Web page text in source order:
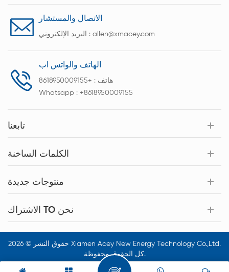
الاتصال والمستشار
البريد الإلكتروني : allen@xmacey.com
الهاتف والواتس اب
هاتف : +8618950009155
Whatsapp : +8618950009155
تابعنا
الكلمات الساخنة
منتوجات جديدة
الاشتراك TO نحن
حقوق النشر © 2026 Xiamen Acey New Energy Technology Co.,Ltd.
كل الحقوق محفوظة.